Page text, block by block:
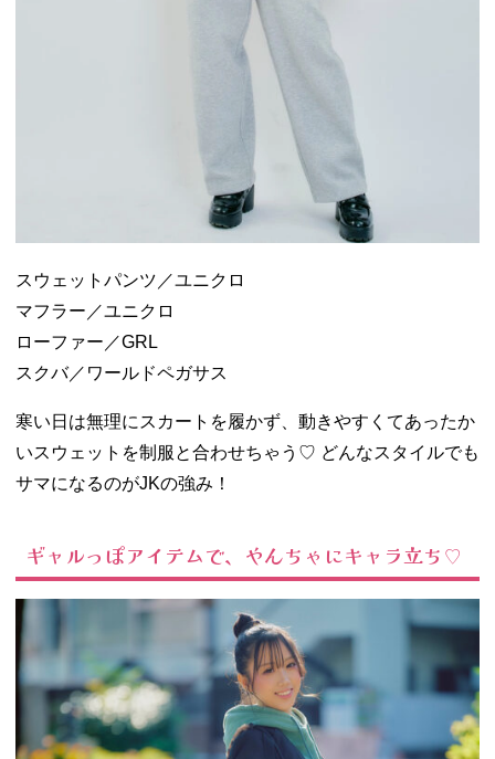
スウェットパンツ／ユニクロ
マフラー／ユニクロ
ローファー／GRL
スクバ／ワールドペガサス
寒い日は無理にスカートを履かず、動きやすくてあったか
いスウェットを制服と合わせちゃう♡ どんなスタイルでも
サマになるのがJKの強み！
ギャルっぽアイテムで、やんちゃにキャラ立ち♡